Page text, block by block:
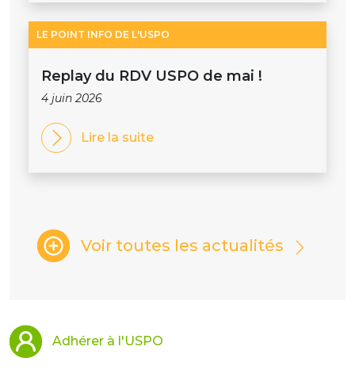
LE POINT INFO DE L'USPO
Replay du RDV USPO de mai !
4 juin 2026
Lire la suite
Voir toutes les actualités
Adhérer à l'USPO